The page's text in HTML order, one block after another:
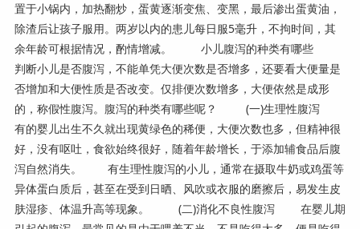
置于小锅内，加热翻炒，蛋黄逐渐变焦、变黑，最后渗出蛋黄油，
除渣后让孩子服用。两岁以内的患儿每日服5毫升，不拘时间，其
余年龄可根据情况，酌情增减。 小儿腹泻的种类有哪些
判断小儿是否腹泻，不能单凭大便次数是否增多，还要看大便量是
否增加和大便性质是否改变。仅排便次数增多，大便依然是成形
的，称假性腹泻。腹泻的种类有哪些呢？ (一)生理性腹泻
有的婴儿出生不久就出现黄绿色的稀便，大便次数也多，但精神很
好，没有呕吐，食欲始终很好，随着年龄增长，于添加辅食品后腹
泻自然消失。 有生理性腹泻的小儿，通常在摄取牛奶或鸡蛋等
异体蛋白质后，甚至在受到日晒、风吹或衣服的磨擦后，易发生皮
肤湿疹、体温升高等现象。 (二)消化不良性腹泻 在婴儿期